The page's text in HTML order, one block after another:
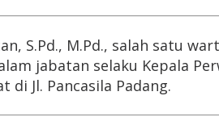
S.Pd., M.Pd., salah satu
jabatan selaku Kepala
di Jl. Pancasila Padang.